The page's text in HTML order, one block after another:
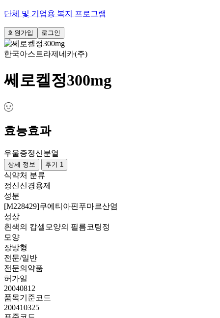
단체 및 기업용 복지 프로그램
회원가입 로그인
한국아스트라제네카(주)
쎄로켈정300mg
효능효과
우울증정신분열
상세 정보 후기 1
식약처 분류
정신신경용제
성분
[M228429]쿠에티아핀푸마르산염
성상
흰색의 캅셀모양의 필름코팅정
모양
장방형
전문/일반
전문의약품
허가일
20040812
품목기준코드
200410325